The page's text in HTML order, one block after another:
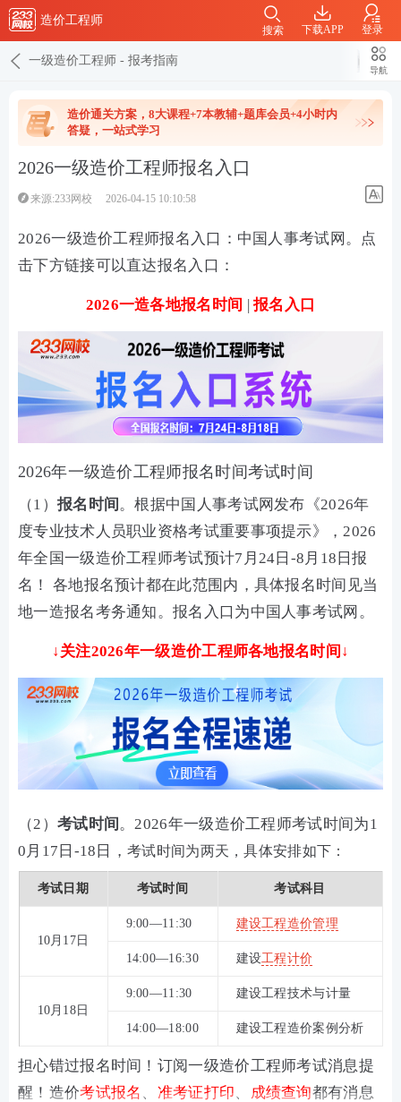
造价工程师
下载APP 登录
搜索
一级造价工程师 - 报考指南
导航
造价通关方案，8大课程+7本教辅+题库会员+4小时内
答疑，一站式学习
2026一级造价工程师报名入口
来源:233网校 2026-04-15 10:10:58
2026一级造价工程师报名入口：中国人事考试网。点
击下方链接可以直达报名入口：
2026一造各地报名时间 |报名入口
2026年一级造价工程师报名时间考试时间
（1） 报名时间。根据中国人事考试网发布《2026年
度专业技术人员职业资格考试重要事项提示》，2026
年全国一级造价工程师考试预计7月24日-8月18日报
名！ 各地报名预计都在此范围内，具体报名时间见当
地一造报名考务通知。报名入口为中国人事考试网。
↓关注2026年一级造价工程师各地报名时间↓
（2） 考试时间。2026年一级造价工程师考试时间为1
0月17日-18日， 考试时间为两天，具体安排如下：
考试日期 考试时间 考试科目
10月17日
9:00—11:30 建设工程造价管理
14:00—16:30 建设工程计价
10月18日
9:00—11:30 建设工程技术与计量
14:00—18:00 建设工程造价案例分析
担心错过报名时间！订阅一级造价工程师考试消息提
醒！造价考试报名 、 准考证打印、 成绩查询都有消息